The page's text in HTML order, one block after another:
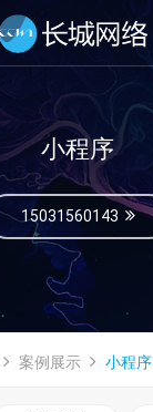
小程序
15031560143
案例展示 小程序